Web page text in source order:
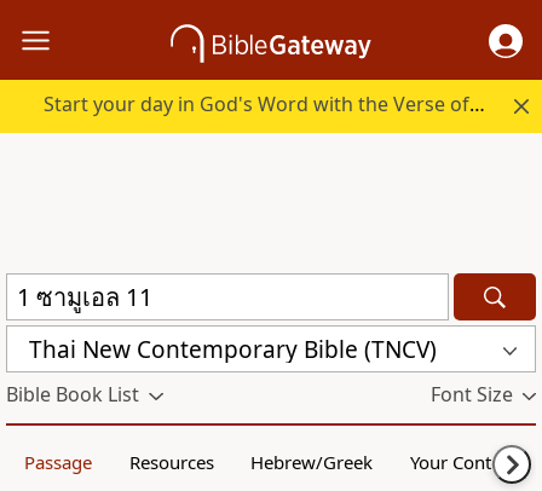
Start your day in God's Word with the Verse of the Day.
Thai New Contemporary Bible (TNCV)
Bible Book List Font Size
Passage Resources Hebrew/Greek Your Content